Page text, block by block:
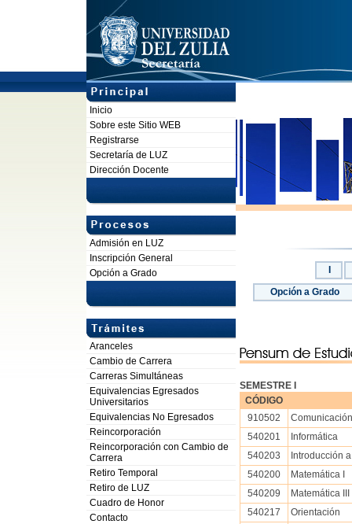
Inicio
Sobre este Sitio WEB
Registrarse
Secretaría de LUZ
Dirección Docente
Admisión en LUZ
Inscripción General
Opción a Grado
Aranceles
Cambio de Carrera
Carreras Simultáneas
Equivalencias Egresados
Universitarios
Equivalencias No Egresados
Reincorporación
Reincorporación con Cambio de
Carrera
Retiro Temporal
Retiro de LUZ
Cuadro de Honor
Contacto
Opción a Grado
SEMESTRE I
CÓDIGO
910502
540201
Informática
540203
Introducción
540200
Matemática I
540209
Matemática III
540217
Orientación